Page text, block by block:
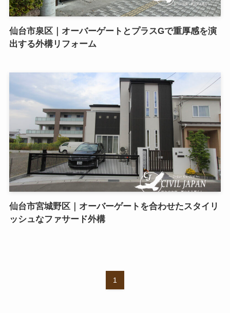
仙台市泉区｜オーバーゲートとプラスGで重厚感を演
出する外構リフォーム
仙台市宮城野区｜オーバーゲートを合わせたスタイリ
ッシュなファサード外構
1